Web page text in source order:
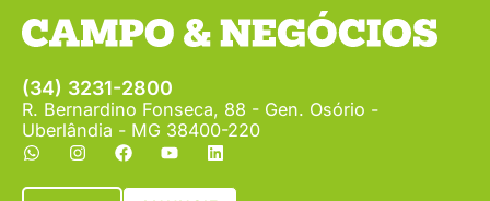
(34) 3231-2800
R. Bernardino Fonseca, 88 - Gen. Osório -
Uberlândia - MG 38400-220